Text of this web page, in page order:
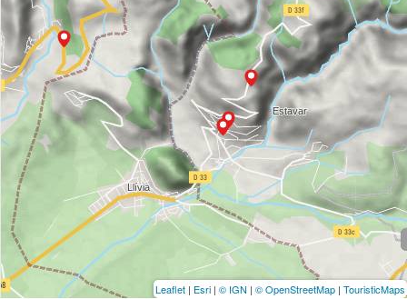
Leaflet | Esri | © IGN | © OpenStreetMap | TouristicMaps